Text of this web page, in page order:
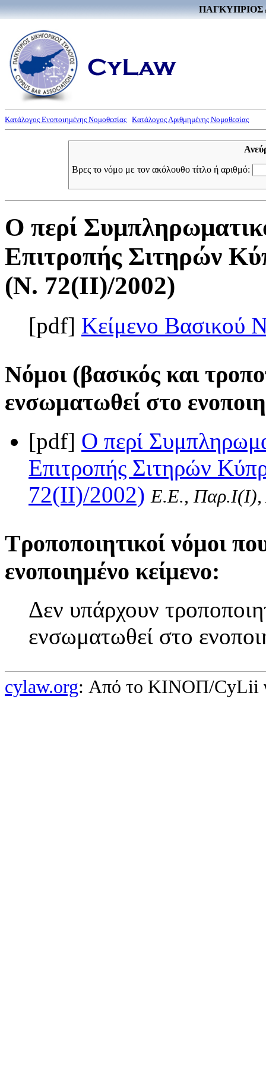
ΠΑΓΚΥΠΡΙΟΣ
Κατάλογος Ενοποιημένης Νομοθεσίας Κατάλογος Αριθμημένης Νομοθεσίας
Βρες το νόμο με τον ακόλουθο τίτλο ή αριθμό:
Ο περί
Επιτροπής Σιτηρών
(Ν. 72(II)/2002)
[pdf] Κείμενο Βασικού
Νόμοι (βασικός και
ενσωματωθεί στο
[pdf] Ο περί
Επιτροπής Σιτηρών
72(II)/2002) Ε.Ε., Παρ.Ι(I),
Τροποποιητικοί νόμοι
ενοποιημένο κείμενο:
Δεν υπάρχουν
ενσωματωθεί στο
cylaw.org: Από το ΚΙΝOΠ/CyLii